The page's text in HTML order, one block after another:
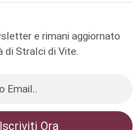
e rimani aggiornato
di Stralci di Vite.